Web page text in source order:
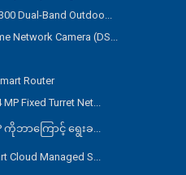
Dual-Band Outdoo...
Network Camera (DS...
Router
Fixed Turret Net...
ကိုဘာကြောင့် ရွေးခ...
Cloud Managed S...